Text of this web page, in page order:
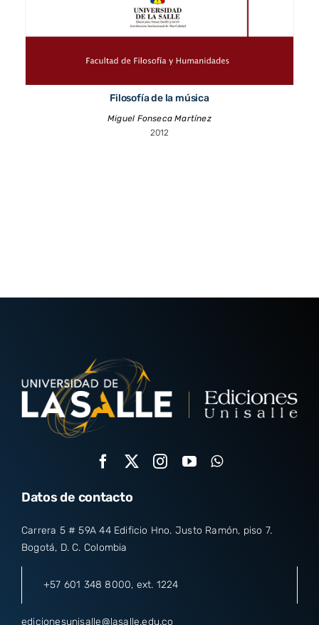
Filosofía de la música
Miguel Fonseca Martínez
2012
Datos de contacto
Carrera 5 # 59A 44 Edificio Hno. Justo Ramón, piso 7.
Bogotá, D. C. Colombia
+57 601 348 8000, ext. 1224
edicionesunisalle@lasalle.edu.co